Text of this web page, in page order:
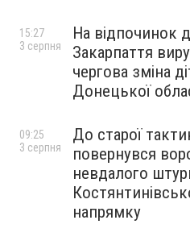
На відпочинок
Закарпаття
чергова зміна
Донецької
15:27
3 серпня
До старої
повернувся
невдалого
напрямку
09:25
3 серпня